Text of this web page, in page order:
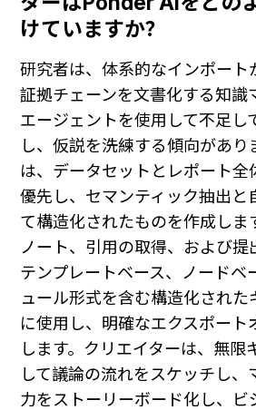
けていますか？
研究者は、体系的なインポート
証拠チェーンを文書化する知識
エージェントを使用して不足し
し、仮説を洗練する傾向があり
は、データセットとレポート全
優先し、セマンティック抽出と
て構造化されたものを作成しま
ノート、引用の取得、および提
テンプレートベース、ノードベ
ュール形式を含む構造化された
に使用し、明確なエクスポート
します。クリエイターは、無限
して議論の流れをスケッチし、
力をストーリーボード化し、ビ